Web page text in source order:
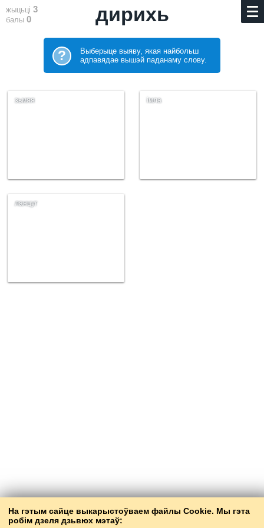
На гэтым сайце выкарыстоўваем файлы Cookie. Мы гэта
робім дзеля дзьвюх мэтаў:
жыцьці 3
балы 0 дирихь
?
Выберыце выяву, якая найбольш
адпавядае вышэй паданаму слову.
зьмяя імла
ланцуг